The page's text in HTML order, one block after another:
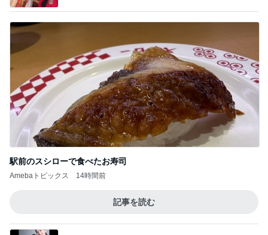
駅前のスシローで食べたお寿司
Amebaトピックス 14時間前
記事を読む